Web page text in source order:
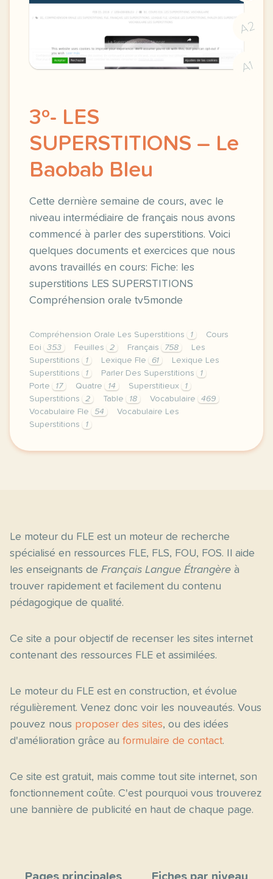
A2
A1
3º- LES
SUPERSTITIONS – Le
Baobab Bleu
Cette dernière semaine de cours, avec le
niveau intermédiaire de français nous avons
commencé à parler des superstitions. Voici
quelques documents et exercices que nous
avons travaillés en cours: Fiche: les
superstitions LES SUPERSTITIONS
Compréhension orale tv5monde
Compréhension Orale Les Superstitions 1
Cours
Eoi
353 Feuilles 2 Français 758
Les
Superstitions
1 Lexique Fle 61
Lexique Les
Superstitions
1 Parler Des Superstitions
1
Porte
17 Quatre 14 Superstitieux
1
Superstitions
2 Table 18 Vocabulaire
469
Vocabulaire Fle
54
Vocabulaire Les
Superstitions
1
image https www trnd com es blog
Le moteur du FLE est un moteur de recherche
spécialisé en ressources FLE, FLS, FOU, FOS. Il aide
les enseignants de Français Langue Étrangère à
trouver rapidement et facilement du contenu
pédagogique de qualité.
Ce site a pour objectif de recenser les sites internet
contenant des ressources FLE et assimilées.
Le moteur du FLE est en construction, et évolue
régulièrement. Venez donc voir les nouveautés. Vous
pouvez nous proposer des sites, ou des idées
d'amélioration grâce au formulaire de contact.
Ce site est gratuit, mais comme tout site internet, son
fonctionnement coûte. C'est pourquoi vous trouverez
une bannière de publicité en haut de chaque page.
Pages principales Fiches par niveau